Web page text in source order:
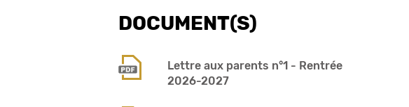
DOCUMENT(S)
Lettre aux parents n°1 - Rentrée
2026-2027